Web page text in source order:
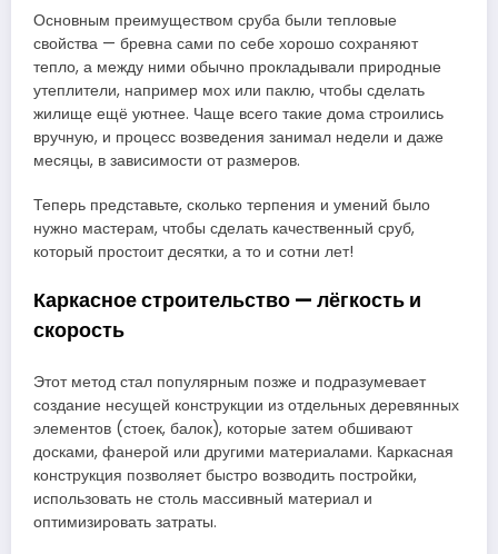
Основным преимуществом сруба были тепловые
свойства — бревна сами по себе хорошо сохраняют
тепло, а между ними обычно прокладывали природные
утеплители, например мох или паклю, чтобы сделать
жилище ещё уютнее. Чаще всего такие дома строились
вручную, и процесс возведения занимал недели и даже
месяцы, в зависимости от размеров.
Теперь представьте, сколько терпения и умений было
нужно мастерам, чтобы сделать качественный сруб,
который простоит десятки, а то и сотни лет!
Каркасное строительство — лёгкость и
скорость
Этот метод стал популярным позже и подразумевает
создание несущей конструкции из отдельных деревянных
элементов (стоек, балок), которые затем обшивают
досками, фанерой или другими материалами. Каркасная
конструкция позволяет быстро возводить постройки,
использовать не столь массивный материал и
оптимизировать затраты.